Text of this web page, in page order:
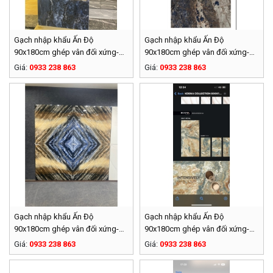
Gạch nhập khẩu Ấn Độ
90x180cm ghép vân đối xứng-
016
Giá: 0933 238 863
Gạch nhập khẩu Ấn Độ
90x180cm ghép vân đối xứng-
015
Giá: 0933 238 863
Gạch nhập khẩu Ấn Độ
90x180cm ghép vân đối xứng-
014
Giá: 0933 238 863
Gạch nhập khẩu Ấn Độ
90x180cm ghép vân đối xứng-
013
Giá: 0933 238 863